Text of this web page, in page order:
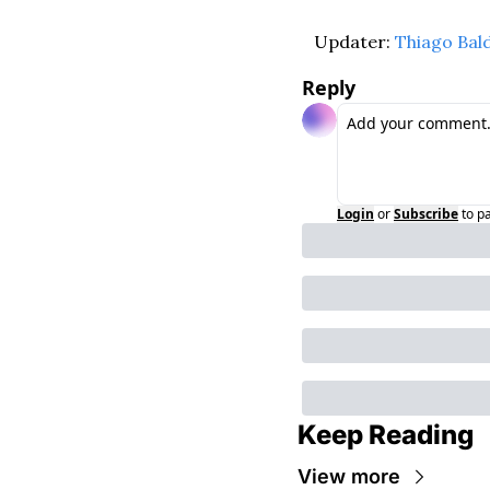
Updater: Thiago
Reply
Login orSubscribeto
Keep Reading
View more